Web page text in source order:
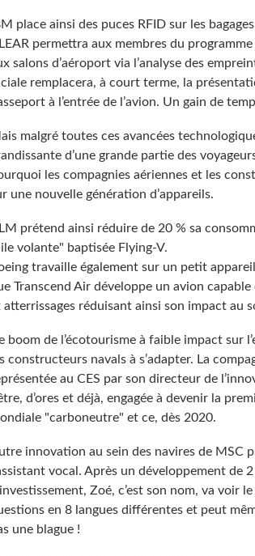
place ainsi des puces RFID sur les
permettra aux membres du
salons d’aéroport via l’analyse des
remplacera, à court terme, la
à l’entrée de l’avion. Un gain de
malgré toutes ces avancées
d’une grande partie des
les compagnies aériennes et les
une nouvelle génération d’appareils.
prétend ainsi réduire de 20 % sa
volante" baptisée Flying-V.
travaille également sur un petit
Transcend Air développe un avion
atterrissages réduisant ainsi son impact au
boom de l’écotourisme à faible impact sur
constructeurs navals à s’adapter. La
au CES par son directeur de
d’ores et déjà, engagée à devenir la
"carboneutre" et ce, dès 2020.
innovation au sein des navires de MSC
vocal. Après un développement de
Zoé, c’est son nom, va voir
en 8 langues différentes et peut
une blague !